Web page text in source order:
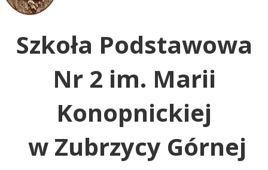
Szkoła Podstawowa
Nr 2 im. Marii
Konopnickiej
w Zubrzycy Górnej